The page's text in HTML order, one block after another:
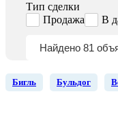
Тип сделки
Продажа
В
Найдено 81
Бигль Бульдог